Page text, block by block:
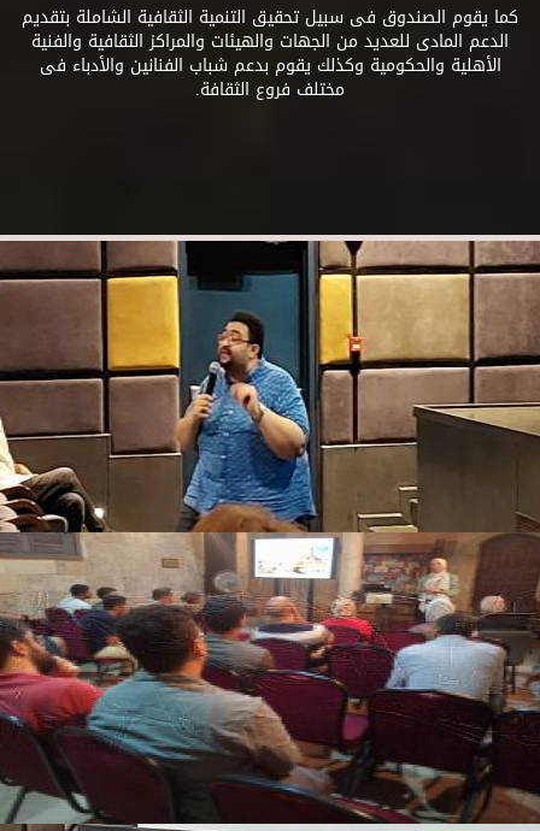
كما يقوم الصندوق فى سبيل تحقيق التنمية الثقافية الشاملة بتقديم
الدعم المادى للعديد من الجهات والهيئات والمراكز الثقافية والفنية
الأهلية والحكومية وكذلك يقوم بدعم شباب الفنانين والأدباء فى
مختلف فروع الثقافة.